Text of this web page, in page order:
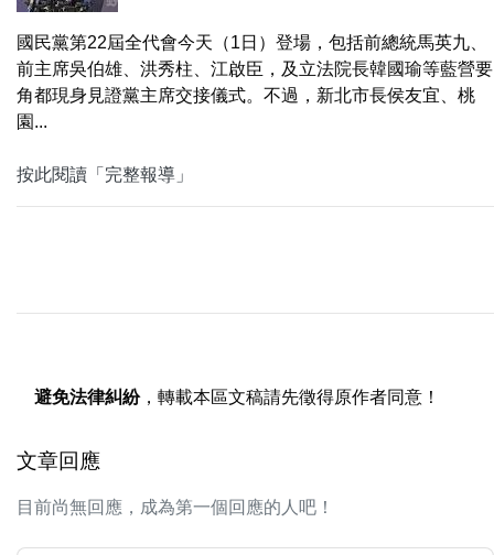
國民黨第22屆全代會今天（1日）登場，包括前總統馬英九、
前主席吳伯雄、洪秀柱、江啟臣，及立法院長韓國瑜等藍營要
角都現身見證黨主席交接儀式。不過，新北市長侯友宜、桃
園...
按此閱讀「完整報導」
避免法律糾紛，轉載本區文稿請先徵得原作者同意！
文章回應
目前尚無回應，成為第一個回應的人吧！